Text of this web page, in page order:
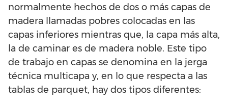
normalmente hechos de dos o más capas de
madera llamadas pobres colocadas en las
capas inferiores mientras que, la capa más alta,
la de caminar es de madera noble. Este tipo
de trabajo en capas se denomina en la jerga
técnica multicapa y, en lo que respecta a las
tablas de parquet, hay dos tipos diferentes: